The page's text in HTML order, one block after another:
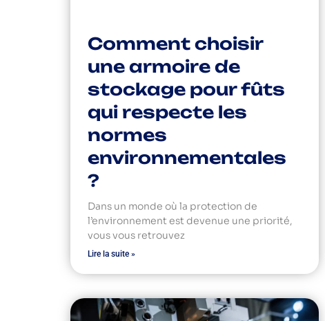
Comment choisir
une armoire de
stockage pour fûts
qui respecte les
normes
environnementales
?
Dans un monde où la protection de
l’environnement est devenue une priorité,
vous vous retrouvez
Lire la suite »